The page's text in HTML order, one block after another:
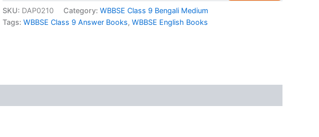
English
Books
SKU: DAP0210 Category: WBBSE Class 9 Bengali Medium
Tags: WBBSE Class 9 Answer Books, WBBSE English Books